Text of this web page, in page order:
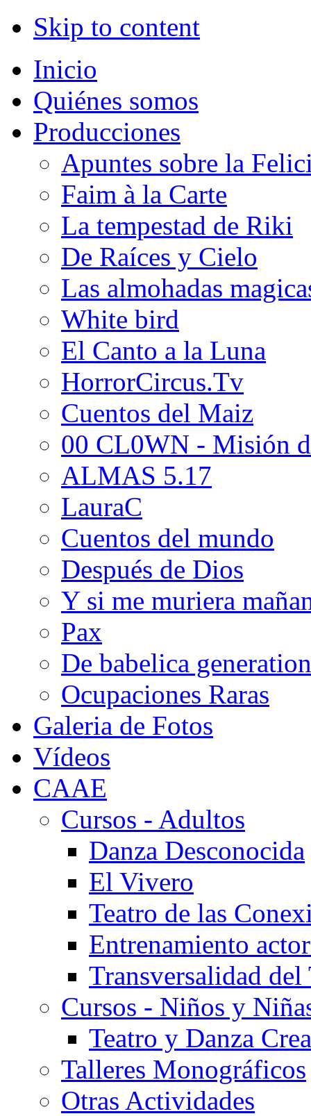
Skip to content
Inicio
Quiénes somos
Producciones
Apuntes sobre la
Faim à la Carte
La tempestad de Riki
De Raíces y Cielo
Las almohadas
White bird
El Canto a la Luna
HorrorCircus.Tv
Cuentos del Maiz
00 CL0WN - Misión
ALMAS 5.17
LauraC
Cuentos del mundo
Después de Dios
Y si me muriera
Pax
De babelica
Ocupaciones Raras
Galeria de Fotos
Vídeos
CAAE
Cursos - Adultos
Danza Desconocida
El Vivero
Teatro de las
Entrenamiento
Transversalidad del
Cursos - Niños y
Teatro y Danza
Talleres Monográficos
Otras Actividades